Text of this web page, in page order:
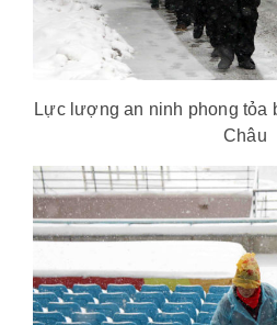
Lực lượng an ninh phong tỏa
Châu